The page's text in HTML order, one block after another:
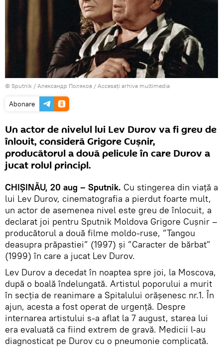
© Sputnik / Александр Поляков / Accesați arhiva multimedia
Abonare
Un actor de nivelul lui Lev Durov va fi greu de
înlouit, consideră Grigore Cușnir,
producătorul a două pelicule în care Durov a
jucat rolul principl.
CHIȘINĂU, 20 aug – Sputnik. Cu stingerea din viață a
lui Lev Durov, cinematografia a pierdut foarte mult,
un actor de asemenea nivel este greu de înlocuit, a
declarat joi pentru Sputnik Moldova Grigore Cușnir –
producătorul a două filme moldo-ruse, ”Tangou
deasupra prăpastiei” (1997) și ”Caracter de bărbat”
(1999) în care a jucat Lev Durov.
Lev Durov a decedat în noaptea spre joi, la Moscova,
după o boală îndelungată. Artistul poporului a murit
în secția de reanimare a Spitalului orășenesc nr.1. În
ajun, acesta a fost operat de urgenţă. Despre
internarea artistului s-a aflat la 7 august, starea lui
era evaluată ca fiind extrem de gravă. Medicii l-au
diagnosticat pe Durov cu o pneumonie complicată.